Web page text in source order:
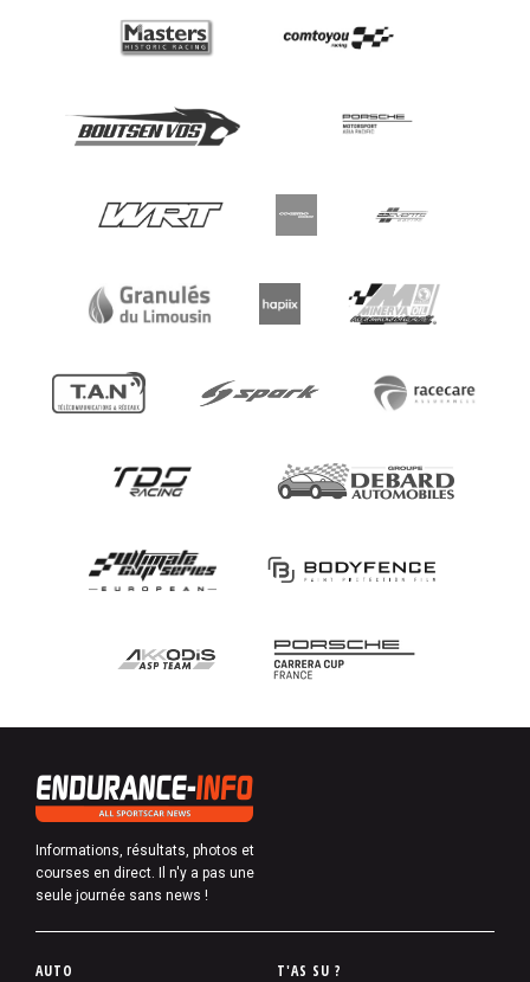
Informations, résultats, photos et
courses en direct. Il n'y a pas une
seule journée sans news !
P
AUTO T'AS SU ?